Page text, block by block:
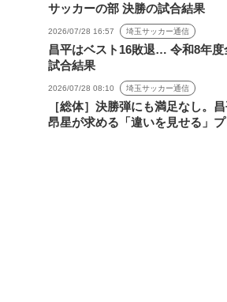
サッカーの部 決勝の試合結果
2026/07/28 16:57 埼玉サッカー通信
昌平はベスト16敗退… 令和8年
試合結果
2026/07/28 08:10 埼玉サッカー通信
［総体］決勝弾にも満足なし。
昂星が求める「違いを見せる」